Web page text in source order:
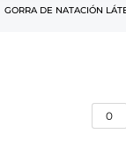
GORRA DE NATACIÓN
0